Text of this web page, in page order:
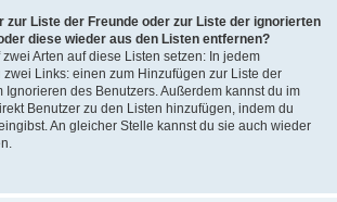
zur Liste der Freunde oder zur Liste der ignorierten
diese wieder aus den Listen entfernen?
Arten auf diese Listen setzen: In jedem
zwei Links: einen zum Hinzufügen zur Liste der
Ignorieren des Benutzers. Außerdem kannst du im
Benutzer zu den Listen hinzufügen, indem du
An gleicher Stelle kannst du sie auch wieder